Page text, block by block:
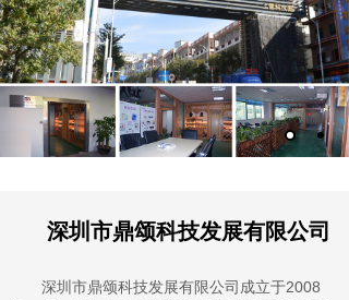
深圳市鼎颂科技发展有限公司
深圳市鼎颂科技发展有限公司成立于2008